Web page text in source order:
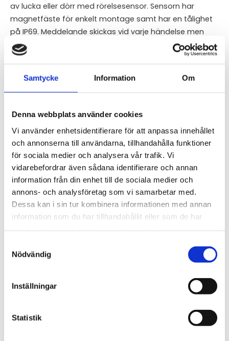
Samtycke Information Om
Denna webbplats använder cookies
Vi använder enhetsidentifierare för att anpassa innehållet
och annonserna till användarna, tillhandahålla funktioner
för sociala medier och analysera vår trafik. Vi
vidarebefordrar även sådana identifierare och annan
information från din enhet till de sociala medier och
annons- och analysföretag som vi samarbetar med.
Dessa kan i sin tur kombinera informationen med annan
information som du har tillhandahållit eller som de har
Nödvändig
Inställningar
Statistik
av lucka eller dörr med rörelsesensor. Sensorn har
magnetfäste för enkelt montage samt har en tålighet
på IP69. Meddelande skickas vid varje händelse men
kan även konfigureras efter andra önskemål.Enheten
skickar regelbundet upp information om att den finns
livslängd på 10 år vid normla användande. Storlek:
103x92x24mm.
STÄLL EN FRÅGA OM PRODUKTEN
Omdömen
Du